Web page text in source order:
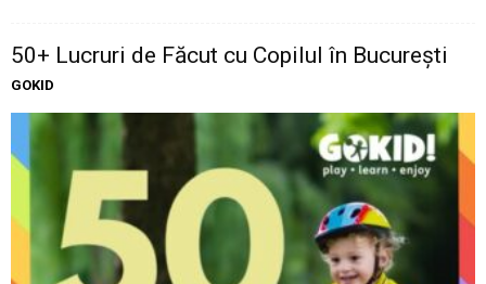
50+ Lucruri de Făcut cu Copilul în București
GOKID